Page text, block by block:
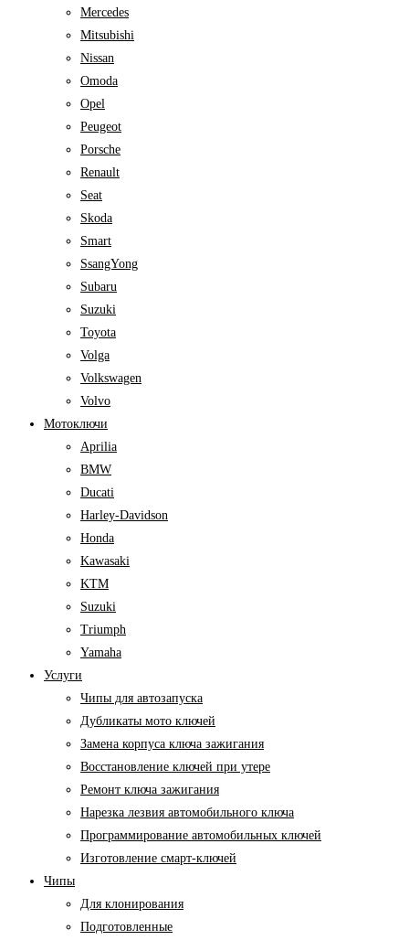
Mercedes
Mitsubishi
Nissan
Omoda
Opel
Peugeot
Porsche
Renault
Seat
Skoda
Smart
SsangYong
Subaru
Suzuki
Toyota
Volga
Volkswagen
Volvo
Мотоключи
Aprilia
BMW
Ducati
Harley-Davidson
Honda
Kawasaki
KTM
Suzuki
Triumph
Yamaha
Услуги
Чипы для автозапуска
Дубликаты мото ключей
Замена корпуса ключа зажигания
Восстановление ключей при утере
Ремонт ключа зажигания
Нарезка лезвия автомобильного ключа
Программирование автомобильных ключей
Изготовление смарт-ключей
Чипы
Для клонирования
Подготовленные